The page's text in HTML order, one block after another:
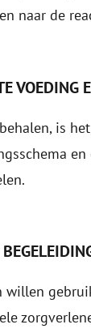
naar de
VOEDING
is
willen